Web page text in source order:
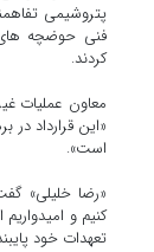
پتروشیمی
فنی حوضچه
کردند.
معاون عملیات
«این قرارداد
است».
«رضا خلیلی»
کنیم و
تعهدات خود